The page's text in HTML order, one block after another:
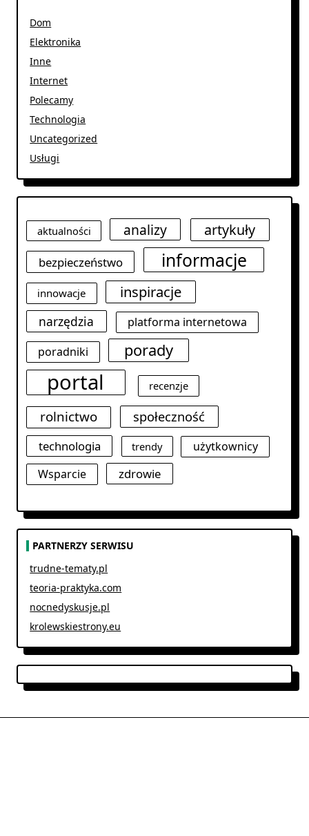
Dom
Elektronika
Inne
Internet
Polecamy
Technologia
Uncategorized
Usługi
aktualności analizy artykuły
bezpieczeństwo informacje
innowacje inspiracje
narzędzia
platforma internetowa
poradniki
porady
portal recenzje
rolnictwo społeczność
technologia trendy
użytkownicy
Wsparcie
zdrowie
PARTNERZY SERWISU
trudne-tematy.pl
teoria-praktyka.com
nocnedyskusje.pl
krolewskiestrony.eu